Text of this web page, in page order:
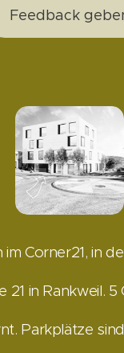
Feedback
Corner21, in
21 in Rankweil. 5
Parkplätze